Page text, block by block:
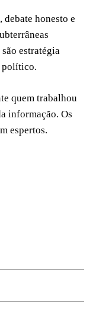
honesto e
estratégia
político.
quem trabalhou
informação. Os
espertos.